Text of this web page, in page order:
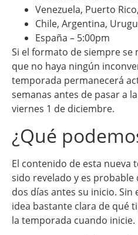
Venezuela, Puerto
Chile, Argentina,
España – 5:00pm
Si el formato de siempre se
que no haya ningún
temporada permanecerá
semanas antes de pasar a
viernes 1 de diciembre.
¿Qué
El contenido de esta nueva
sido revelado y es probable
dos días antes su inicio.
idea bastante clara de qué
la temporada cuando inicie.